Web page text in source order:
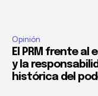
Opinión
El PRM frente al
y la
histórica del